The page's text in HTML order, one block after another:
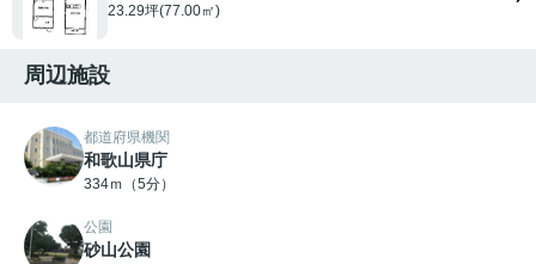
23.29坪(77.00㎡)
周辺施設
都道府県機関
和歌山県庁
334ｍ（5分）
公園
砂山公園